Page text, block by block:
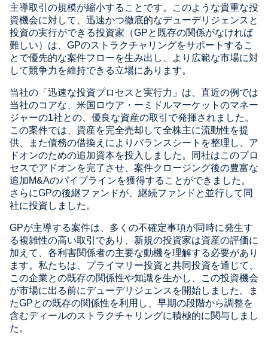
主導取引の規模が縮小することです。このような貴重な投
資機会に対して、迅速かつ徹底的なデューデリジェンスと
投資の実行ができる投資家（GPと既存の関係がなければ
難しい）は、GPのストラクチャリングをサポートするこ
とで優先的な案件フローを生み出し、より広範な市場に対
して競争力を維持できる立場にあります。
当社の「迅速な投資プロセスと実行力」は、直近の例では
当社のコアな、米国ロウア・ーミドルマーケットのマネー
ジャーの1社との、優良な資産の取引で発揮されました。
この案件では、資産を完全売却して全株主に流動性を提
供、また債務の借換えによりバランスシートを整理し、ア
ドオンのための追加資本を投入しました。同社はこのプロ
セスでアドオンを完了させ、案件クロージング後の豊富な
追加M&Aのパイプラインを獲得することができました。
さらにGPの後継ファンドが、継続ファンドと並行して同
社に投資しました。
GPが主導する案件は、多くの不確定事項が同時に発生す
る複雑性の高い取引であり、新規の投資家は資産の評価に
加えて、各利害関係者の主要な動機を理解する必要があり
ます。私たちは、プライマリー投資と共同投資を通じて、
この企業との既存の関係性や知識を生かし、この投資機会
が市場に出る前にデューデリジェンスを開始しました。ま
たGPとの既存の関係性を利用し、早期の段階から調整を
含むディールのストラクチャリングに積極的に関与しまし
た。